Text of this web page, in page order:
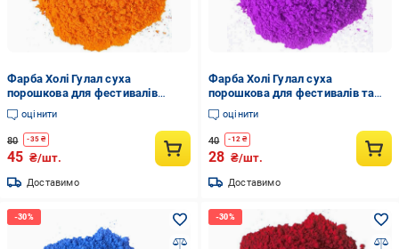
Фарба Холі Гулал суха
порошкова для фестивалів
флешмобів фотосесій 100 г
Помаранчевий
оцінити
80 -35 ₴
45 ₴/шт.
Доставимо
Фарба Холі Гулал суха
порошкова для фестивалів та
флешмобів 50 г Фіолетовий
оцінити
40 -12₴
28 ₴/шт.
Доставимо